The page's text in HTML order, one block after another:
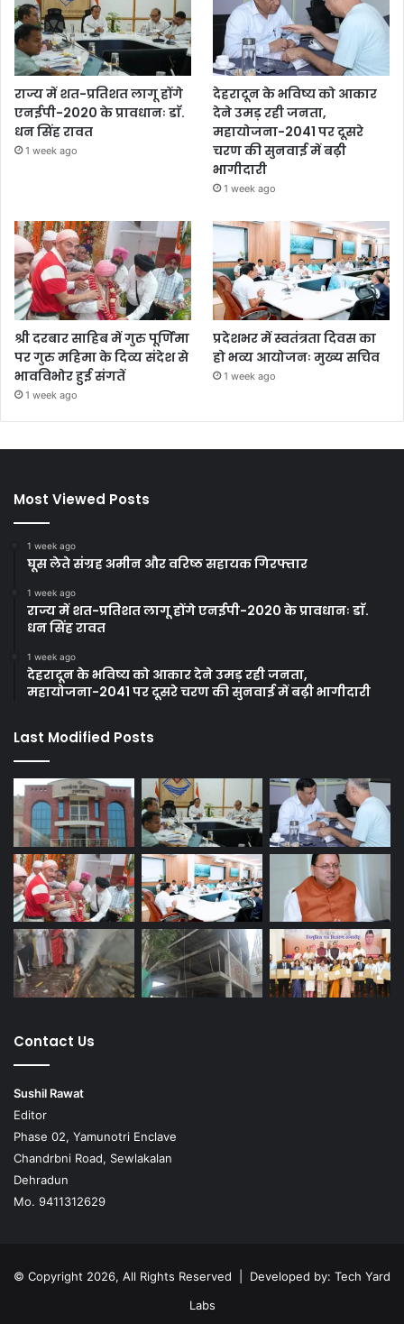
राज्य में शत-प्रतिशत लागू होंगे
एनईपी-2020 के प्रावधानः डाॅ.
धन सिंह रावत
1 week ago
देहरादून के भविष्य को आकार
देने उमड़ रही जनता,
महायोजना-2041 पर दूसरे
चरण की सुनवाई में बढ़ी
भागीदारी
1 week ago
श्री दरबार साहिब में गुरु पूर्णिमा
पर गुरु महिमा के दिव्य संदेश से
भावविभोर हुई संगतें
1 week ago
प्रदेशभर में स्वतंत्रता दिवस का
हो भव्य आयोजनः मुख्य सचिव
1 week ago
Most Viewed Posts
1 week ago
घूस लेते संग्रह अमीन और वरिष्ठ सहायक गिरफ्तार
1 week ago
राज्य में शत-प्रतिशत लागू होंगे एनईपी-2020 के प्रावधानः डाॅ.
धन सिंह रावत
1 week ago
देहरादून के भविष्य को आकार देने उमड़ रही जनता,
महायोजना-2041 पर दूसरे चरण की सुनवाई में बढ़ी भागीदारी
Last Modified Posts
Contact Us
Sushil Rawat
Editor
Phase 02, Yamunotri Enclave
Chandrbni Road, Sewlakalan
Dehradun
Mo. 9411312629
© Copyright 2026, All Rights Reserved | Developed by: Tech Yard
Labs